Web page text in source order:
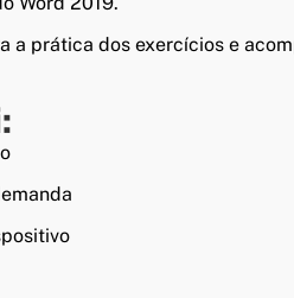
a prática dos exercícios e